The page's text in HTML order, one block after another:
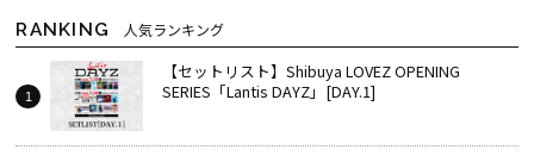
RANKING 人気ランキング
【セットリスト】Shibuya LOVEZ OPENING
SERIES「Lantis DAYZ」[DAY.1]